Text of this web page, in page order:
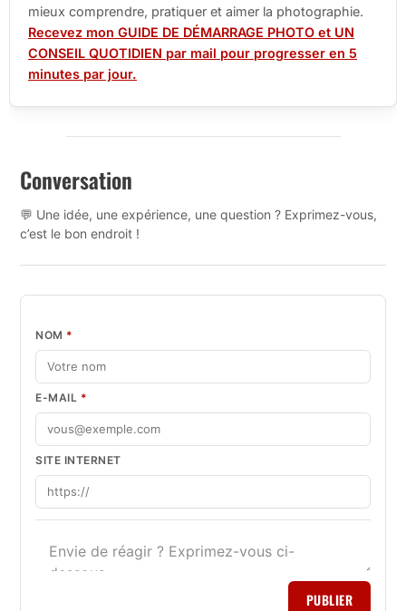
mieux comprendre, pratiquer et aimer la photographie.
Recevez mon GUIDE DE DÉMARRAGE PHOTO et UN
CONSEIL QUOTIDIEN par mail pour progresser en 5
minutes par jour.
Conversation
💬 Une idée, une expérience, une question ? Exprimez-vous,
c’est le bon endroit !
NOM *
E-MAIL *
SITE INTERNET
PUBLIER